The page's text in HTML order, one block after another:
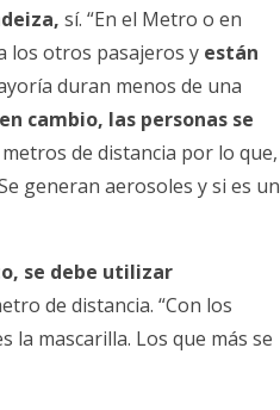
sí. “En el Metro o en
los otros pasajeros y están
duran menos de una
cambio, las personas se
de distancia por lo que,
generan aerosoles y si es un
se debe utilizar
de distancia. “Con los
la mascarilla. Los que más se